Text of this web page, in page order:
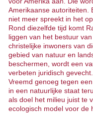
Amerikaanse autoriteiten.
niet meer spreekt in het
Rond diezelfde tijd komt
liggen van het bestuur
christelijke inwoners van
gebied van natuur en
beschermen, wordt een
verbeten juridisch gevecht.
Vreemd genoeg tegen
in een natuurlijke staat
als doel het milieu juist te
ecologisch model voor de